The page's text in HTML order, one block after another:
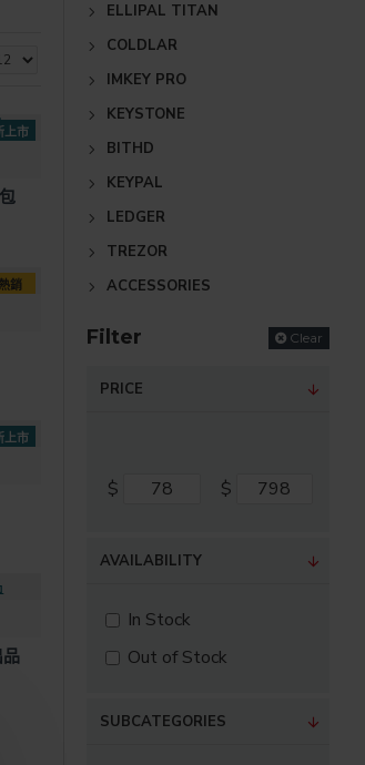
上市
熱銷
上市
ELLIPAL TITAN
COLDLAR
IMKEY PRO
KEYSTONE
BITHD
KEYPAL
LEDGER
TREZOR
ACCESSORIES
Filter Clear
PRICE
$ $
SUBCATEGORIES
AVAILABILITY
In Stock
Out of Stock